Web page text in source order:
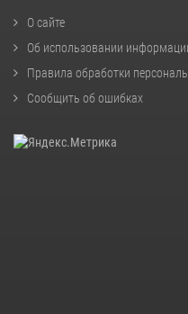
О сайте
Об использовании
Правила обработки
Сообщить об ошибках